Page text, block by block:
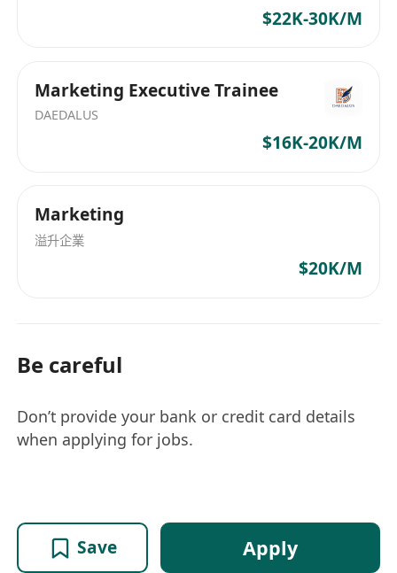
● 开放内地总部电商供应链资源及佛山项目政府关
$22K-30K/M
Marketing Executive Trainee
DAEDALUS
$16K-20K/M
Marketing
溢升企業
$20K/M
Be careful
Don’t provide your bank or credit card details
when applying for jobs.
Save Apply